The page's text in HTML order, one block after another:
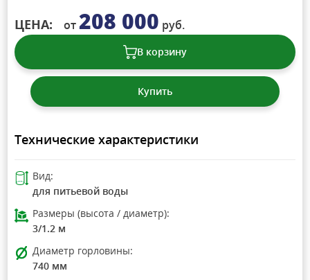
ЦЕНА: от208 000 руб.
В корзину
Купить
Технические характеристики
Вид:
для питьевой воды
Размеры (высота / диаметр):
3/1.2 м
Диаметр горловины:
740 мм